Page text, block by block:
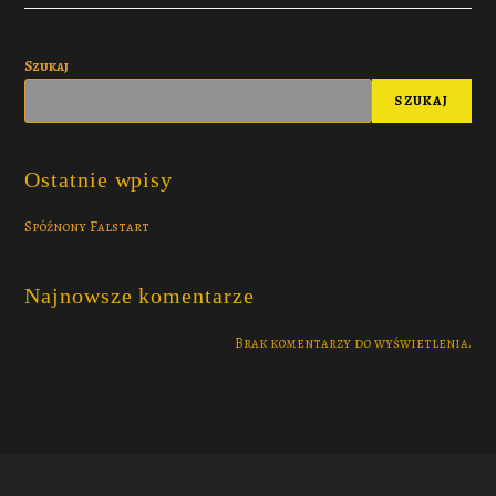
Szukaj
SZUKAJ
Ostatnie wpisy
Spóźnony Falstart
Najnowsze komentarze
Brak komentarzy do wyświetlenia.